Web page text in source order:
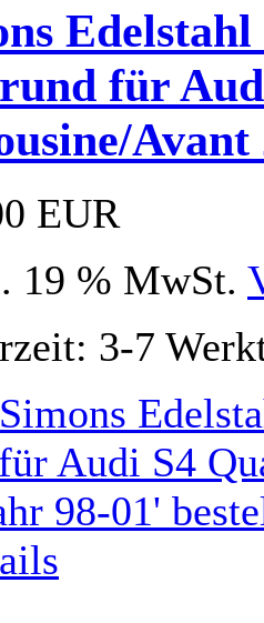
für
Avant
EUR
19 % MwSt.
3-7